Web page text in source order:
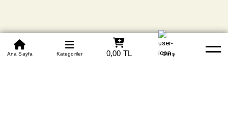
0850 305 09 70
Beden Tablosu Banka Hesapları Whatsapp Yardım
Ana Sayfa Kategoriler 0,00 TL Giriş